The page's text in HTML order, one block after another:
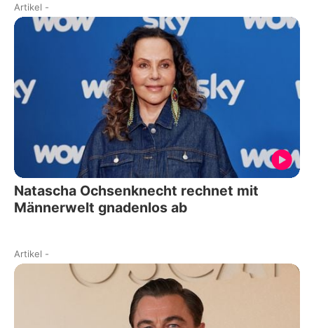
Artikel -
Natascha Ochsenknecht rechnet mit
Männerwelt gnadenlos ab
Artikel -